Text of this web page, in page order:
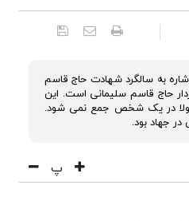
خارج اصول فقه خود با اشاره به سالگرد شهادت حاج قاسم
حاج قاسم سلیمانی است. این
در یک شخص جمع نمی شود.
جهاد بود.
پ